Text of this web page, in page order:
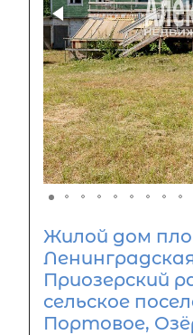
Жилой дом
Приозерский
сельское
Портовое,